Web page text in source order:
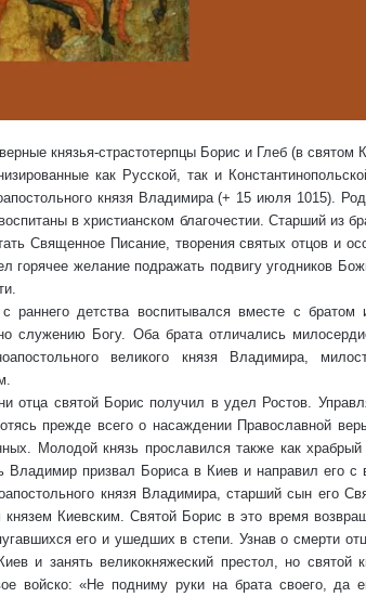
князья-страстотерпцы Борис и Глеб (в
как Русской, так и
князя Владимира (+ 15 июля 1015).
в христианском благочестии. Старший из
Священное Писание, творения святых отцов и
горячее желание подражать подвигу угодников
раннего детства воспитывался вместе с братом
служению Богу. Оба брата отличались
великого князя Владимира,
отца святой Борис получил в удел Ростов.
прежде всего о насаждении Православной
Молодой князь прославился также как
Владимир призвал Бориса в Киев и направил его с
князя Владимира, старший сын его
князем Киевским. Святой Борис в это время
его и ушедших в степи. Узнав о смерти
и занять великокняжеский престол, но
войско: «Не подниму руки на брата своего, да